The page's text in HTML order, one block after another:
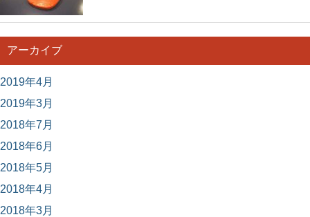
アーカイブ
2019年4月
2019年3月
2018年7月
2018年6月
2018年5月
2018年4月
2018年3月